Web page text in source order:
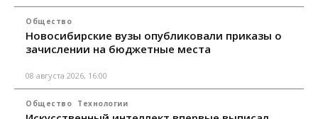
Общество
Новосибирские вузы опубликовали приказы о
зачислении на бюджетные места
08 августа 2026, 16:00
Общество Технологии